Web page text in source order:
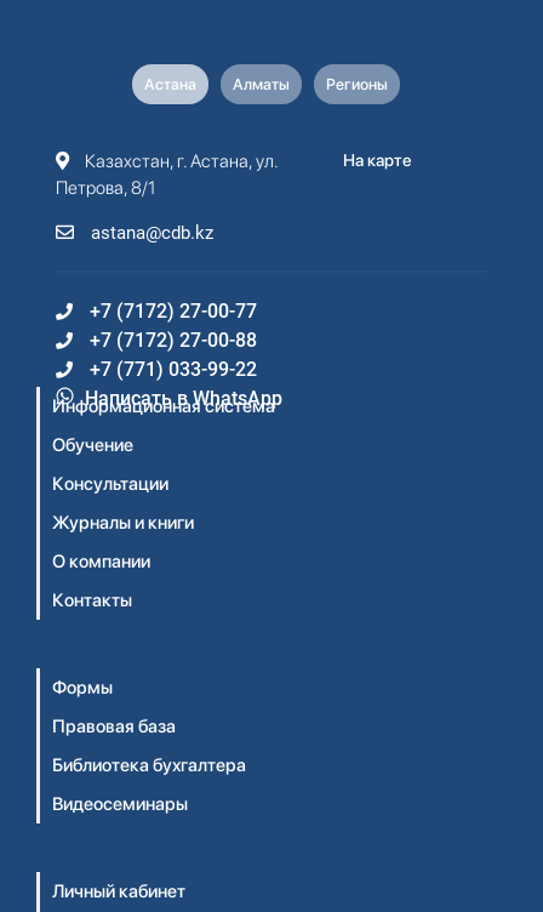
Астана Алматы Регионы
Казахстан, г. Астана, ул.
Петрова, 8/1
astana@cdb.kz
На карте
+7 (7172) 27-00-77
+7 (7172) 27-00-88
+7 (771) 033-99-22
Написать в WhatsApp
Информационная система
Обучение
Консультации
Журналы и книги
О компании
Контакты
Формы
Правовая база
Библиотека бухгалтера
Видеосеминары
Личный кабинет